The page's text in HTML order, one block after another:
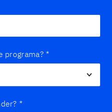
programa? *
*